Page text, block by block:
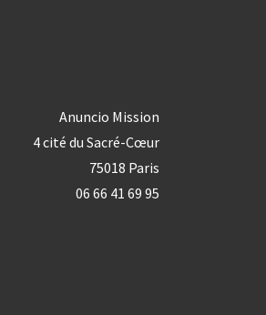
Anuncio Mission
4 cité du Sacré-Cœur
75018 Paris
06 66 41 69 95